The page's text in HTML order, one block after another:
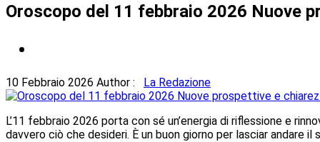
Oroscopo del 11 febbraio 2026 Nuove
10 Febbraio 2026 Author : La Redazione
L’11 febbraio 2026 porta con sé un’energia di riflessione e
davvero ciò che desideri. È un buon giorno per lasciar andare